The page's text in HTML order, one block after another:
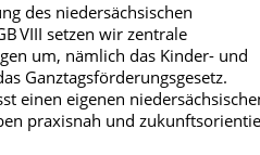
des niedersächsischen
VIII setzen wir zentrale
um, nämlich das Kinder- und
Ganztagsförderungsgesetz.
einen eigenen
praxisnah und